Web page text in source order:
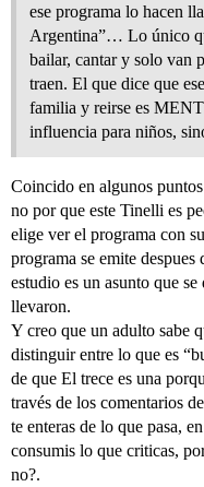
ese programa lo hacen
Argentina”… Lo único
bailar, cantar y solo van
traen. El que dice que
familia y reirse es
influencia para niños,
Coincido en algunos
no por que este Tinelli es
elige ver el programa con
programa se emite
estudio es un asunto que
llevaron.
Y creo que un adulto sabe
distinguir entre lo que es
de que El trece es una
través de los comentarios
te enteras de lo que pasa,
consumis lo que criticas,
no?.